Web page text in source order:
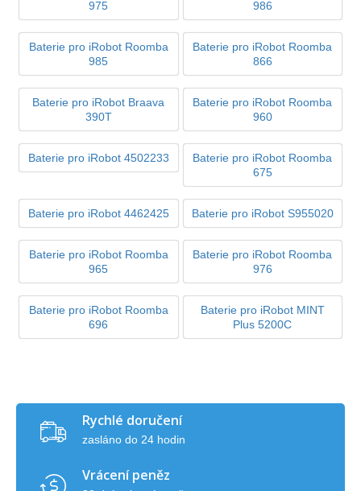
975
986
Baterie pro iRobot Roomba
985
Baterie pro iRobot Roomba
866
Baterie pro iRobot Braava
390T
Baterie pro iRobot Roomba
960
Baterie pro iRobot 4502233
Baterie pro iRobot Roomba
675
Baterie pro iRobot 4462425 Baterie pro iRobot S955020
Baterie pro iRobot Roomba
965
Baterie pro iRobot Roomba
976
Baterie pro iRobot Roomba
696
Baterie pro iRobot MINT
Plus 5200C
Rychlé doručení
zasláno do 24 hodin
Vrácení peněz